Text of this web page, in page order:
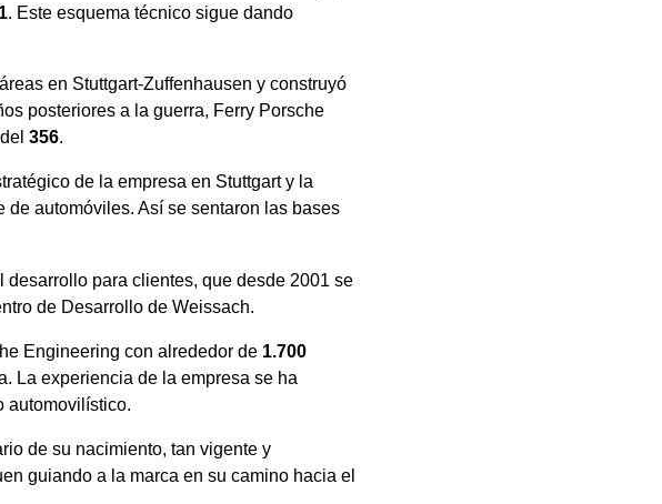
. Este esquema técnico sigue dando
en Stuttgart-Zuffenhausen y construyó
posteriores a la guerra, Ferry Porsche
356.
de la empresa en Stuttgart y la
automóviles. Así se sentaron las bases
para clientes, que desde 2001 se
de Desarrollo de Weissach.
Engineering con alrededor de 1.700
La experiencia de la empresa se ha
automovilístico.
de su nacimiento, tan vigente y
guiando a la marca en su camino hacia el